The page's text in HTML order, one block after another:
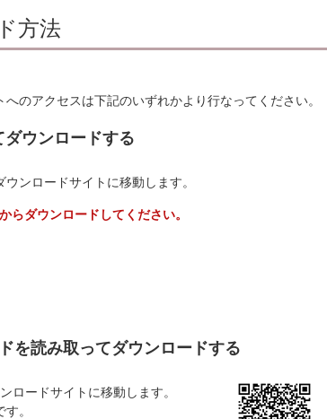
方法
のアクセスは下記のいずれかより行なってください。
ダウンロードする
ンロードサイトに移動します。
ダウンロードしてください。
読み取ってダウンロードする
ロードサイトに移動します。
。